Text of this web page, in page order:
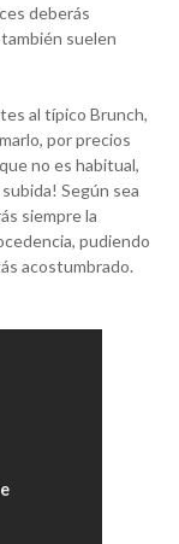
deberás
suelen
al típico Brunch,
por precios
no es habitual,
Según sea
siempre la
pudiendo
acostumbrado.